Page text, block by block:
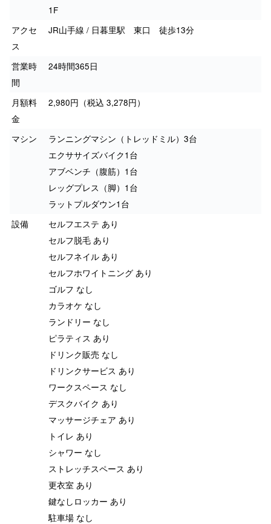
1F
アクセ
ス
JR山手線 / 日暮里駅 東口 徒歩13分
営業時
間
24時間365日
月額料
金
2,980円（税込 3,278円）
マシン
ランニングマシン（トレッドミル）3台
エクササイズバイク1台
アブベンチ（腹筋）1台
レッグプレス（脚）1台
ラットプルダウン1台
設備
セルフエステ あり
セルフ脱毛 あり
セルフネイル あり
セルフホワイトニング あり
ゴルフ なし
カラオケ なし
ランドリー なし
ピラティス あり
ドリンク販売 なし
ドリンクサービス あり
ワークスペース なし
デスクバイク あり
マッサージチェア あり
トイレ あり
シャワー なし
ストレッチスペース あり
更衣室 あり
鍵なしロッカー あり
駐車場 なし